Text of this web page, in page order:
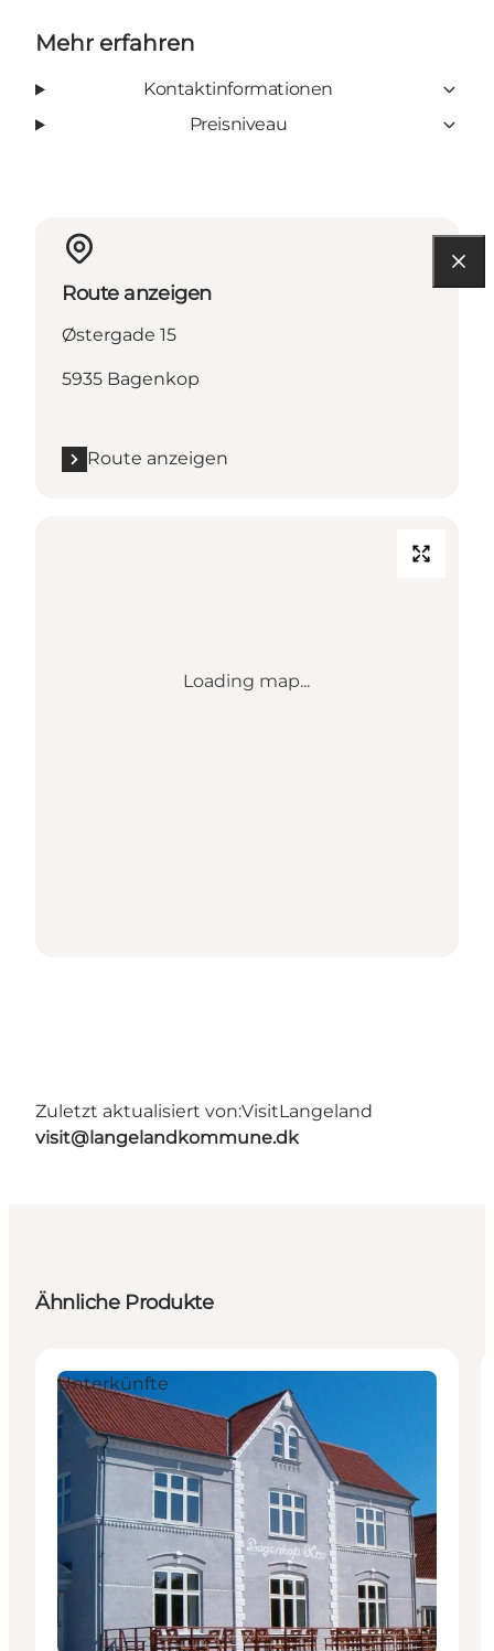
Mehr erfahren
Kontaktinformationen
Preisniveau
Route anzeigen
Østergade 15
5935 Bagenkop
Route anzeigen
Loading map...
Zuletzt aktualisiert von:VisitLangeland
visit@langelandkommune.dk
Ähnliche Produkte
Unterkünfte